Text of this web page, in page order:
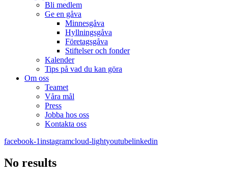
Bli medlem
Ge en gåva
Minnesgåva
Hyllningsgåva
Företagsgåva
Stiftelser och fonder
Kalender
Tips på vad du kan göra
Om oss
Teamet
Våra mål​
Press
Jobba hos oss
Kontakta oss
facebook-1instagramcloud-lightyoutubelinkedin
No results